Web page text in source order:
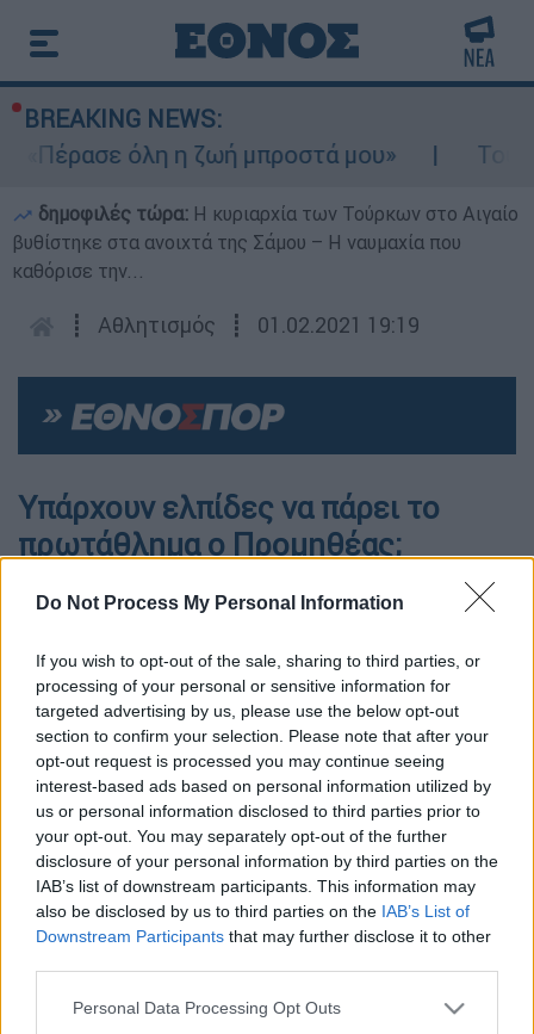
Do Not Process My Personal Information
If you wish to opt-out of the sale, sharing to third parties, or
processing of your personal or sensitive information for
targeted advertising by us, please use the below opt-out
section to confirm your selection. Please note that after your
opt-out request is processed you may continue seeing
interest-based ads based on personal information utilized by
us or personal information disclosed to third parties prior to
your opt-out. You may separately opt-out of the further
disclosure of your personal information by third parties on the
IAB’s list of downstream participants. This information may
also be disclosed by us to third parties on the IAB’s List of
Downstream Participants that may further disclose it to other
Please note that this website/app uses one or more Google
Personal Data Processing Opt Outs
BREAKING NEWS:
«Πέρασε όλη η ζωή μπροστά μου»
δημοφιλές τώρα: Η κυριαρχία των Τούρκων στο Αιγαίο
βυθίστηκε στα ανοιχτά της Σάμου – Η ναυμαχία που
καθόρισε την...
┋ Αθλητισμός ┋ 01.02.2021 19:19
Υπάρχουν ελπίδες να πάρει το
πρωτάθλημα ο Προμηθέας;
Photo Credits: Intime
Προσθέστε το ΕΘΝΟΣ στη Google